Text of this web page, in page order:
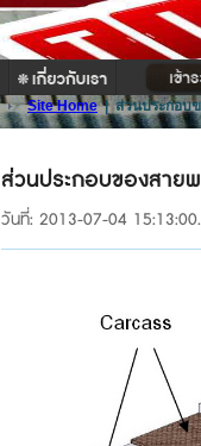
Site Home|ส่วนประกอบ
ส่วนประกอบของสาย
วันที่: 2013-07-04